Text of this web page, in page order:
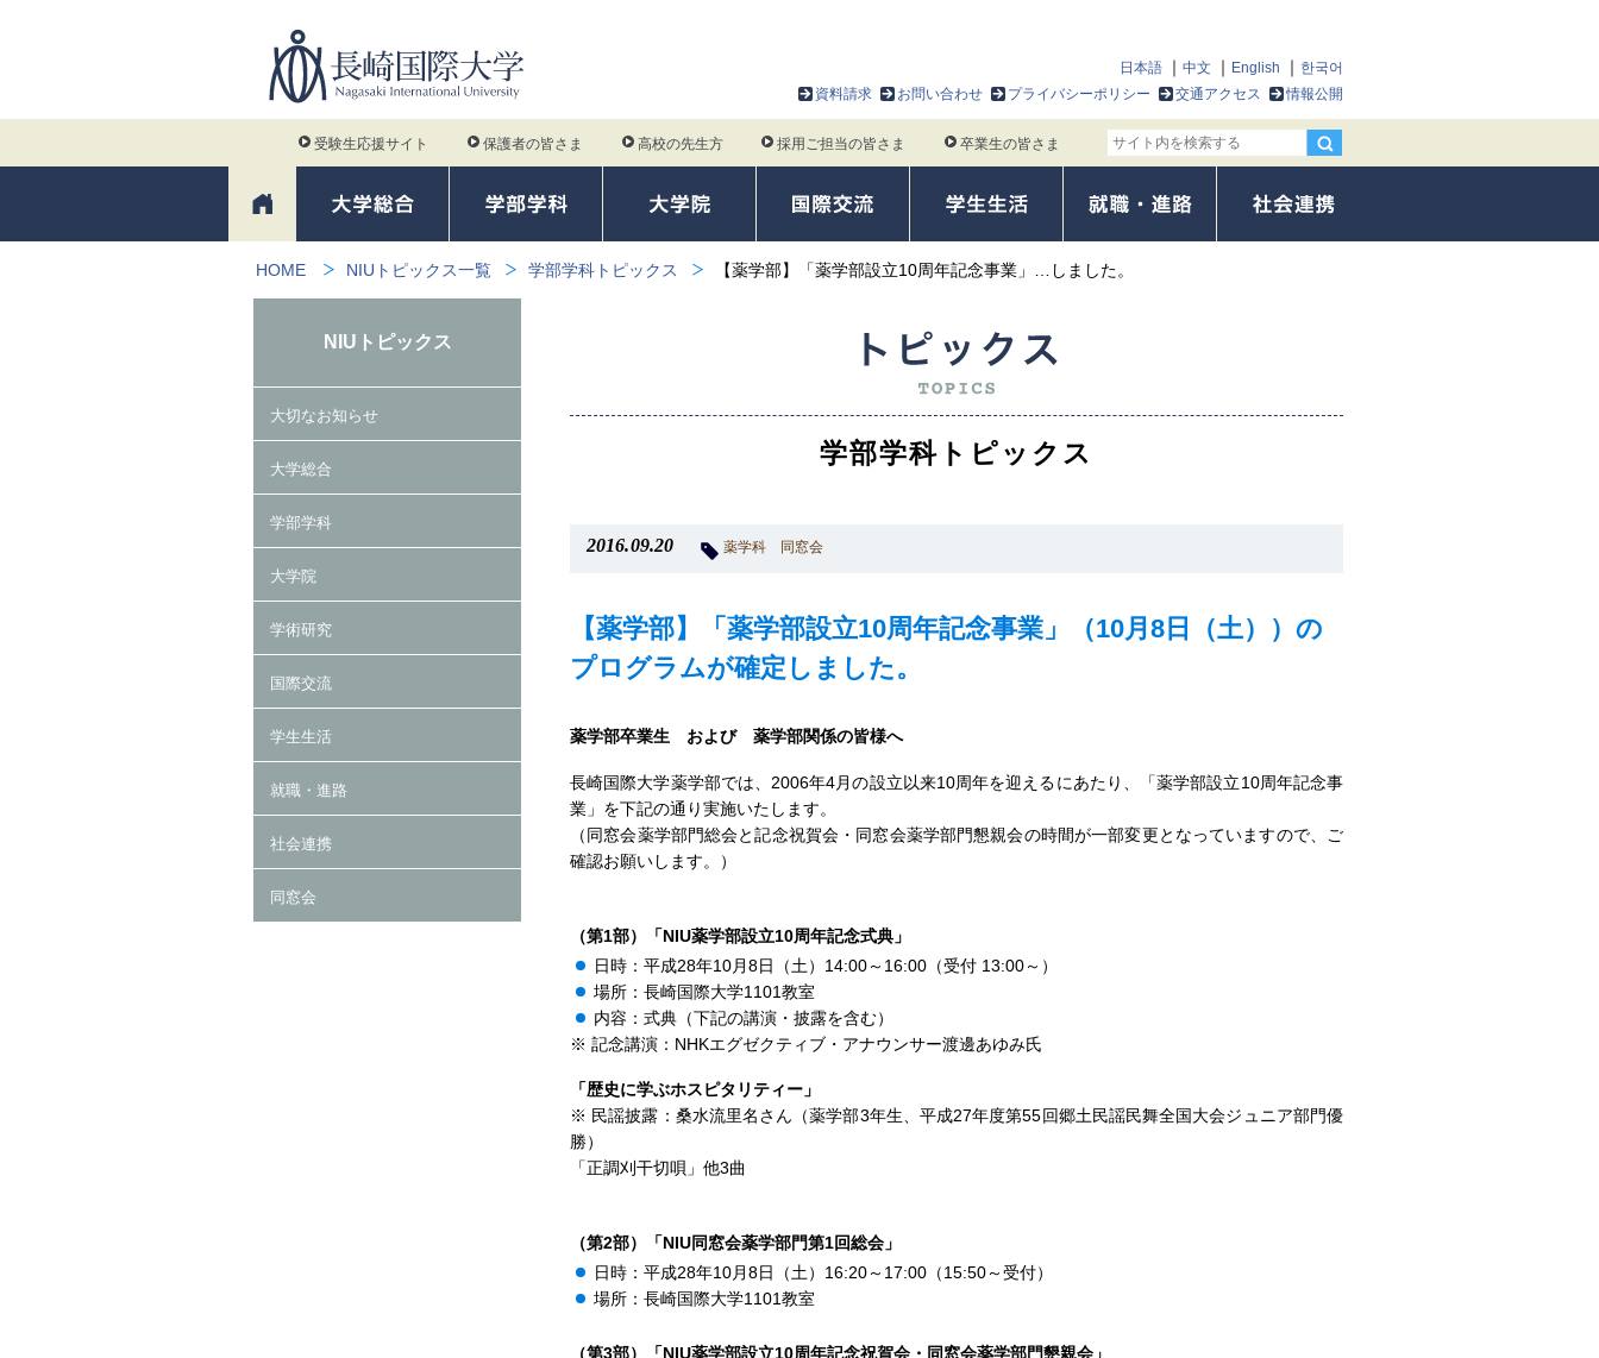
日本語 中文 English
한국어
資料請求
お問い合わせ プライバシーポリシー 交通アクセス 情報公開
受験生応援サイト 保護者の皆さま 高校の先生方 採用ご担当の皆さま 卒業生の皆さま
HOME NIUトピックス一覧 学部学科トピックス 【薬学部】「薬学部設立10周年記念事業」…しました。
学部学科トピックス
2016.09.20 薬学科 同窓会
【薬学部】「薬学部設立10周年記念事業」（10月8日（土））の
プログラムが確定しました。
薬学部卒業生 および 薬学部関係の皆様へ
長崎国際大学薬学部では、2006年4月の設立以来10周年を迎えるにあたり、「薬学部設立10周年記念事
業」を下記の通り実施いたします。
（同窓会薬学部門総会と記念祝賀会・同窓会薬学部門懇親会の時間が一部変更となっていますので、ご
確認お願いします。）
（第1部）「NIU薬学部設立10周年記念式典」
日時：平成28年10月8日（土）14:00～16:00（受付 13:00～）
場所：長崎国際大学1101教室
内容：式典（下記の講演・披露を含む）
※ 記念講演：NHKエグゼクティブ・アナウンサー渡邊あゆみ氏
「歴史に学ぶホスピタリティー」
※ 民謡披露：桑水流里名さん（薬学部3年生、平成27年度第55回郷土民謡民舞全国大会ジュニア部門優
勝）
「正調刈干切唄」他3曲
（第2部）「NIU同窓会薬学部門第1回総会」
日時：平成28年10月8日（土）16:20～17:00（15:50～受付）
場所：長崎国際大学1101教室
（第3部）「NIU薬学部設立10周年記念祝賀会・同窓会薬学部門懇親会」
NIUトピックス
大切なお知らせ
大学総合
学部学科
大学院
学術研究
国際交流
学生生活
就職・進路
社会連携
同窓会